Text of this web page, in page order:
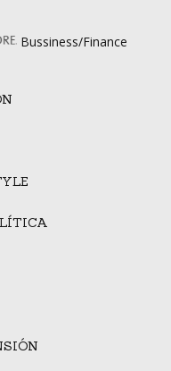
Bussiness/Finance